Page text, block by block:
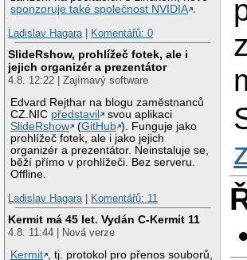
sponzoruje také společnost NVIDIA .
Ladislav Hagara| Komentářů: 0
SlideRshow, prohlížeč fotek, ale i
jejich organizér a prezentátor
4.8. 12:22 | Zajímavý software
Edvard Rejthar na blogu zaměstnanců
CZ.NIC představil
svou aplikaci
SlideRshow
(GitHub ). Funguje jako
prohlížeč fotek, ale i jako jejich
organizér a prezentátor. Neinstaluje se,
běží přímo v prohlížeči. Bez serveru.
Offline.
Ladislav Hagara| Komentářů: 11
Kermit má 45 let. Vydán C-Kermit 11
4.8. 11:44 | Nová verze
Kermit , tj. protokol pro přenos souborů,